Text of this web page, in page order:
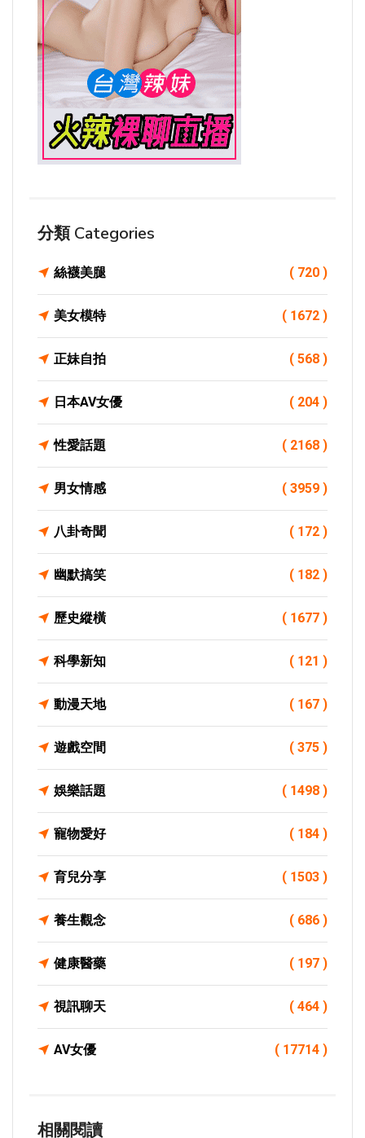
分類 Categories
絲襪美腿 ( 720 )
美女模特 ( 1672 )
正妹自拍 ( 568 )
日本AV女優 ( 204 )
性愛話題 ( 2168 )
男女情感 ( 3959 )
八卦奇聞 ( 172 )
幽默搞笑 ( 182 )
歷史縱橫 ( 1677 )
科學新知 ( 121 )
動漫天地 ( 167 )
遊戲空間 ( 375 )
娛樂話題 ( 1498 )
寵物愛好 ( 184 )
育兒分享 ( 1503 )
養生觀念 ( 686 )
健康醫藥 ( 197 )
視訊聊天 ( 464 )
AV女優 ( 17714 )
相關閱讀